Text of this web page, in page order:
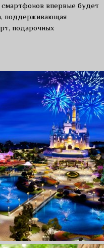
впервые будет
поддерживающая
подарочных